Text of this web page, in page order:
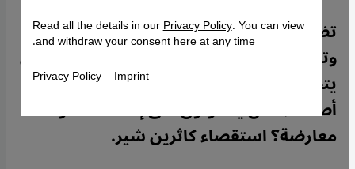
تضايق الحكومات السلطوية عادةً منتقديها
وتعرقلهم حتى إن كانوا خارج البلاد. فماذا حين
يتحول أعداء سابقون في الشرق الأوسط إلى
أصدقاء؟ هل يتعاونون على إسكات أصوات
معارضة؟ استقصاء كاثرين شير.
Read all the details in ourPrivacy Policy. You can view
and withdraw your consent here at any time.
Privacy Policy Imprint